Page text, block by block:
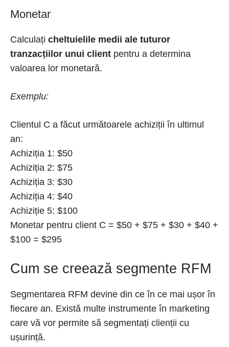
Monetar
Calculați cheltuielile medii ale tuturor
tranzacțiilor unui client pentru a determina
valoarea lor monetară.
Exemplu:
Clientul C a făcut următoarele achiziții în ultimul
an:
Achiziția 1: $50
Achiziția 2: $75
Achiziția 3: $30
Achiziția 4: $40
Achiziție 5: $100
Monetar pentru client C = $50 + $75 + $30 + $40 +
$100 = $295
Cum se creează segmente RFM
Segmentarea RFM devine din ce în ce mai ușor în
fiecare an. Există multe instrumente în marketing
care vă vor permite să segmentați clienții cu
ușurință.